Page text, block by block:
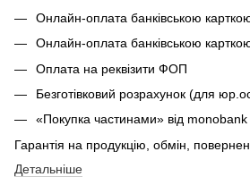
Онлайн-оплата банківською
Онлайн-оплата банківською
Оплата на реквізити ФОП
Безготівковий розрахунок (для
«Покупка частинами» від monobank
Гарантія на продукцію, обмін,
Детальніше